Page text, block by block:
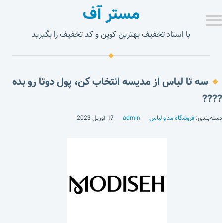
مستر آف
با استاد تخفیف بهترین کوپن و کد تخفیف را بگیرید
سه تا لباس از مدیسه انتخاب کن، پول دوتا رو بده
????
دسته‌بندی: فروشگاه مد و لباس admin 17 آوریل 2023